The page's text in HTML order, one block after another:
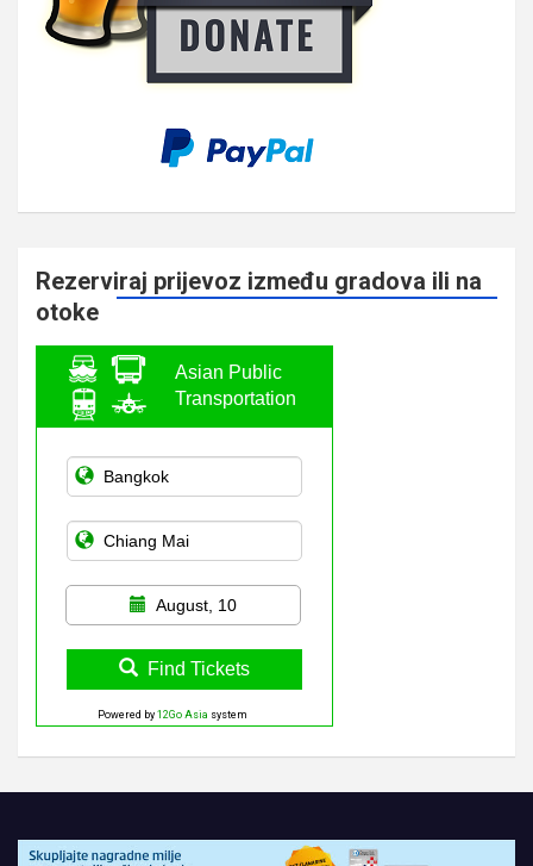
Rezerviraj prijevoz između gradova ili na
otoke
Asian Public
Transportation
August, 10
Find Tickets
Powered by 12Go Asia system